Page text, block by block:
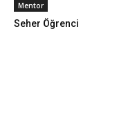
Mentor
Seher Öğrenci